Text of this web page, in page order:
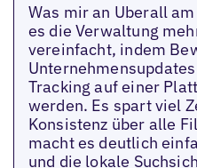
Was mir an Uberall
es die Verwaltung
vereinfacht, indem
Tracking auf einer
werden. Es spart viel
Konsistenz über alle
macht es deutlich
und die lokale